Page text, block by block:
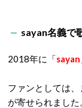
sayan名義で
2018年に「sayan
ファンとしては
が寄せられました